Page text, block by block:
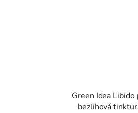
Green Idea Libido
bezlihová